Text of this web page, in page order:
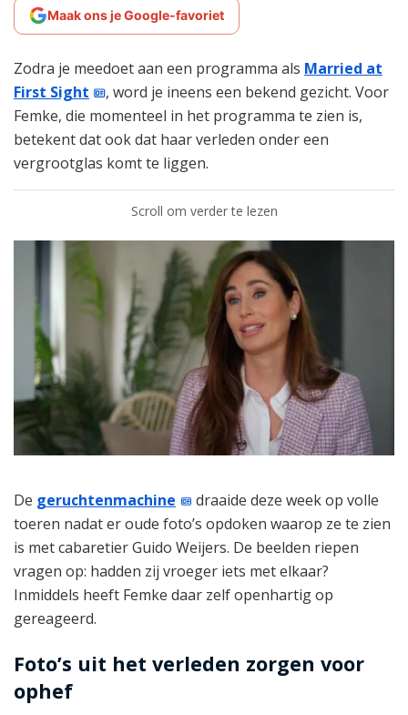
Maak ons je Google-favoriet
Zodra je meedoet aan een programma als Married at
First Sight
, word je ineens een bekend gezicht. Voor
Femke, die momenteel in het programma te zien is,
betekent dat ook dat haar verleden onder een
vergrootglas komt te liggen.
Scroll om verder te lezen
De geruchtenmachine
draaide deze week op volle
toeren nadat er oude foto’s opdoken waarop ze te zien
is met cabaretier Guido Weijers. De beelden riepen
vragen op: hadden zij vroeger iets met elkaar?
Inmiddels heeft Femke daar zelf openhartig op
gereageerd.
Foto’s uit het verleden zorgen voor
ophef